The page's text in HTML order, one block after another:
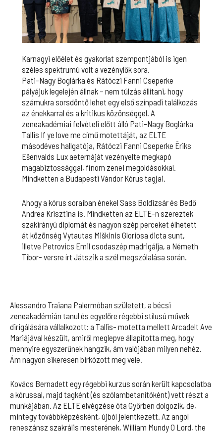
Karnagyi előélet és gyakorlat szempontjából is igen
széles spektrumú volt a vezénylők sora.
Pati-Nagy Boglárka és Rátóczi Fanni Cseperke
pályájuk legelején állnak – nem túlzás állítani, hogy
számukra sorsdöntő lehet egy első színpadi találkozás
az énekkarral és a kritikus közönséggel. A
zeneakadémiai felvételi előtt álló Pati-Nagy Boglárka
Tallis If ye love me című motettáját, az ELTE
másodéves hallgatója, Rátóczi Fanni Cseperke Ēriks
Ešenvalds Lux aeternáját vezényelte megkapó
magabiztossággal, finom zenei megoldásokkal.
Mindketten a Budapesti Vándor Kórus tagjai.
Ahogy a kórus soraiban énekel Sass Boldizsár és Bedő
Andrea Krisztina is. Mindketten az ELTE-n szereztek
szakirányú diplomát és nagyon szép perceket élhetett
át közönség Vytautas Miškinis Gloriosa dicta sunt,
illetve Petrovics Emil csodaszép madrigálja, a Németh
Tibor- versre írt Játszik a szél megszólalása során.
Alessandro Traiana Palermóban született, a bécsi
zeneakadémián tanul és egyelőre régebbi stílusú művek
dirigálására vállalkozott: a Tallis- motetta mellett Arcadelt Ave
Mariájával készült, amiről meglepve állapította meg, hogy
mennyire egyszerűnek hangzik, ám valójában milyen nehéz.
Ám nagyon sikeresen birkózott meg vele.
Kovács Bernadett egy régebbi kurzus során került kapcsolatba
a kórussal, majd tagként (és szólambetanítóként) vett részt a
munkájában. Az ELTE elvégzése óta Győrben dolgozik, de,
mintegy továbbképzésként, újból jelentkezett. Az angol
reneszánsz szakrális mesterének, William Mundy O Lord, the